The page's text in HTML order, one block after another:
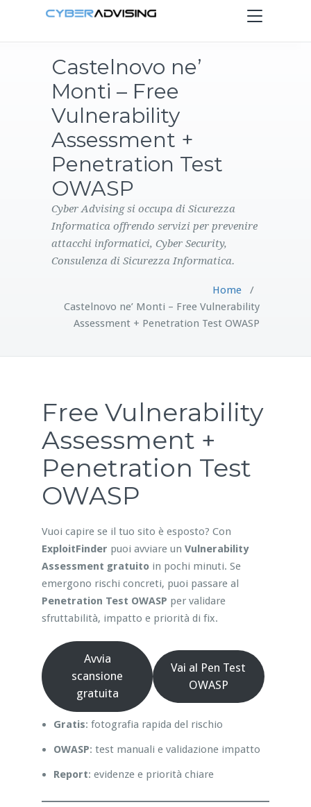
Toggle
navigation
PRODOTTI
CONTATTI
Castelnovo ne’
Monti – Free
Vulnerability
Assessment +
Penetration Test
OWASP
Cyber Advising si occupa di Sicurezza
Informatica offrendo servizi per prevenire
attacchi informatici, Cyber Security,
Consulenza di Sicurezza Informatica.
Home/
Castelnovo ne’ Monti – Free Vulnerability
Assessment + Penetration Test OWASP
Free Vulnerability
Assessment +
Penetration Test
OWASP
Vuoi capire se il tuo sito è esposto? Con
ExploitFinder puoi avviare un Vulnerability
Assessment gratuitoin pochi minuti. Se
emergono rischi concreti, puoi passare al
Penetration Test OWASP per validare
sfruttabilità, impatto e priorità di fix.
Avvia
scansione
gratuita
Vai al Pen Test
OWASP
Gratis: fotografia rapida del rischio
OWASP: test manuali e validazione impatto
Report: evidenze e priorità chiare